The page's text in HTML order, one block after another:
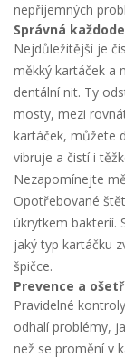
nepříjemných
Správná
Nejdůležitější je
měkký kartáček a
dentální nit. Ty
mosty, mezi
kartáček, můžete
vibruje a čistí i
Nezapomínejte
Opotřebované
úkrytkem bakterií.
jaký typ kartáčku
špičce.
Prevence a
Pravidelné
odhalí problémy,
než se promění v